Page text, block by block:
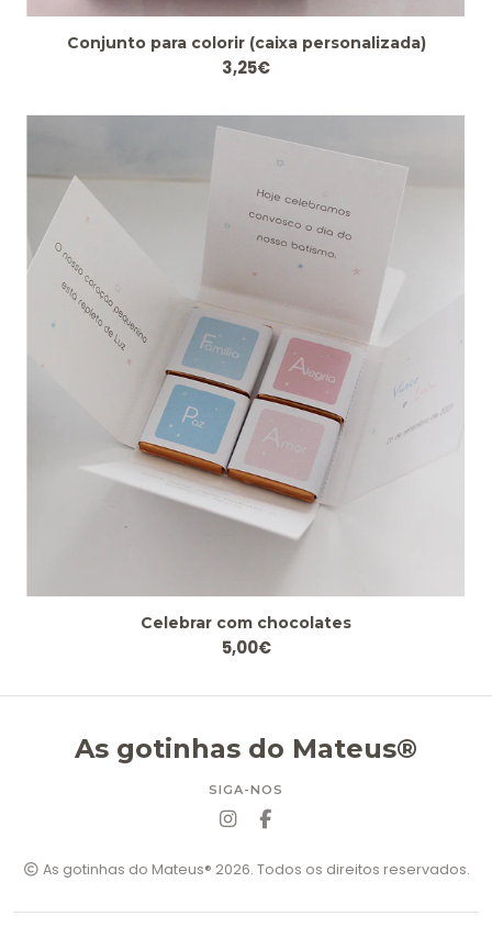
Conjunto para colorir (caixa personalizada)
3,25€
Celebrar com chocolates
5,00€
As gotinhas do Mateus®
SIGA-NOS
As gotinhas do Mateus® 2026. Todos os direitos reservados.